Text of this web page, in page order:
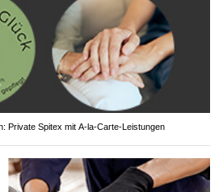
Private Spitex mit A-la-Carte-Leistungen